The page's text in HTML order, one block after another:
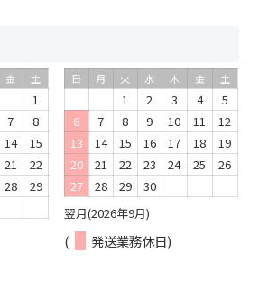
金 土
1
7
8
14
15
21
22
28
29
翌月(2026年9月)
日 月 火 水 木 金 土
1 2 3 4
5
6
7 8 9 10 11
12
13
14 15 16 17 18
19
20
21 22 23 24 25
26
27
28 29 30
( 発送業務休日)